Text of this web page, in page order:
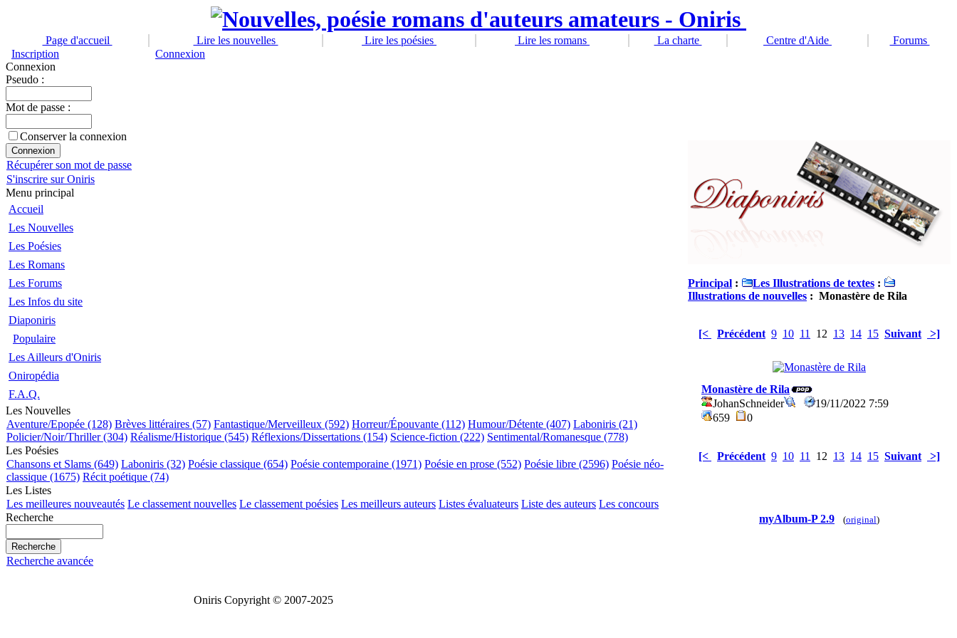
Page d'accueil Lire les nouvelles Lire les poésies Lire les romans La charte Centre d'Aide
Forums
Inscription
Connexion
Connexion
Pseudo :
Mot de passe :
Conserver la connexion
Récupérer son mot de passe
S'inscrire sur Oniris
Menu principal
Accueil
Les Nouvelles
Les Poésies
Les Romans
Les Forums
Les Infos du site
Diaponiris
Populaire
Les Ailleurs d'Oniris
Oniropédia
F.A.Q.
Les Nouvelles
Aventure/Epopée (128) Brèves littéraires (57) Fantastique/Merveilleux (592) Horreur/Épouvante (112) Humour/Détente (407) Laboniris (21)
Policier/Noir/Thriller (304) Réalisme/Historique (545) Réflexions/Dissertations (154) Science-fiction (222) Sentimental/Romanesque (778)
Les Poésies
Chansons et Slams (649) Laboniris (32) Poésie classique (654) Poésie contemporaine (1971) Poésie en prose (552) Poésie libre (2596) Poésie néo-
classique (1675) Récit poétique (74)
Les Listes
Les meilleures nouveautés Le classement nouvelles Le classement poésies Les meilleurs auteurs Listes évaluateurs Liste des auteurs Les concours
Recherche
Recherche avancée
Principal : Les Illustrations de textes :
Illustrations de nouvelles : Monastère de Rila
[< Précédent 9 10 11 12 13 14 15 Suivant >]
Monastère de Rila
JohanSchneider
19/11/2022 7:59
659
0
[< Précédent 9 10 11 12 13 14 15 Suivant >]
myAlbum-P 2.9 (original)
Oniris Copyright © 2007-2025